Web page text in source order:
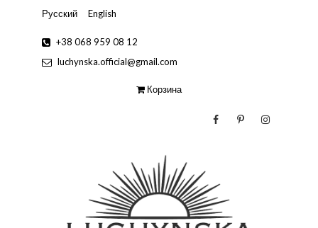
Русский English
+38 068 959 08 12
luchynska.official@gmail.com
Корзина